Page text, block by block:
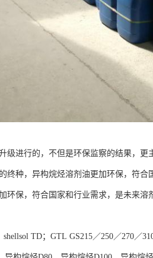
级进行的，不但是环保监察的结果，更
种，异构烷烃溶剂油更加环保，符合
环保，符合国家和行业需求，是未来溶
TD；GTL GS215／250／270／